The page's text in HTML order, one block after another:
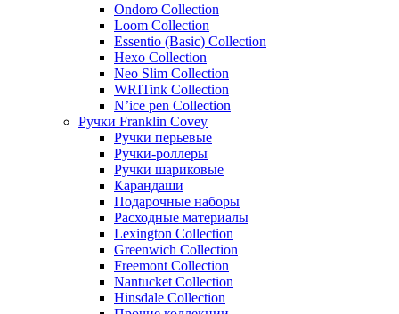
Ondoro Collection
Loom Collection
Essentio (Basic) Collection
Hexo Collection
Neo Slim Collection
WRITink Collection
N’ice pen Collection
Ручки Franklin Covey
Ручки перьевые
Ручки-роллеры
Ручки шариковые
Карандаши
Подарочные наборы
Расходные материалы
Lexington Collection
Greenwich Collection
Freemont Collection
Nantucket Collection
Hinsdale Collection